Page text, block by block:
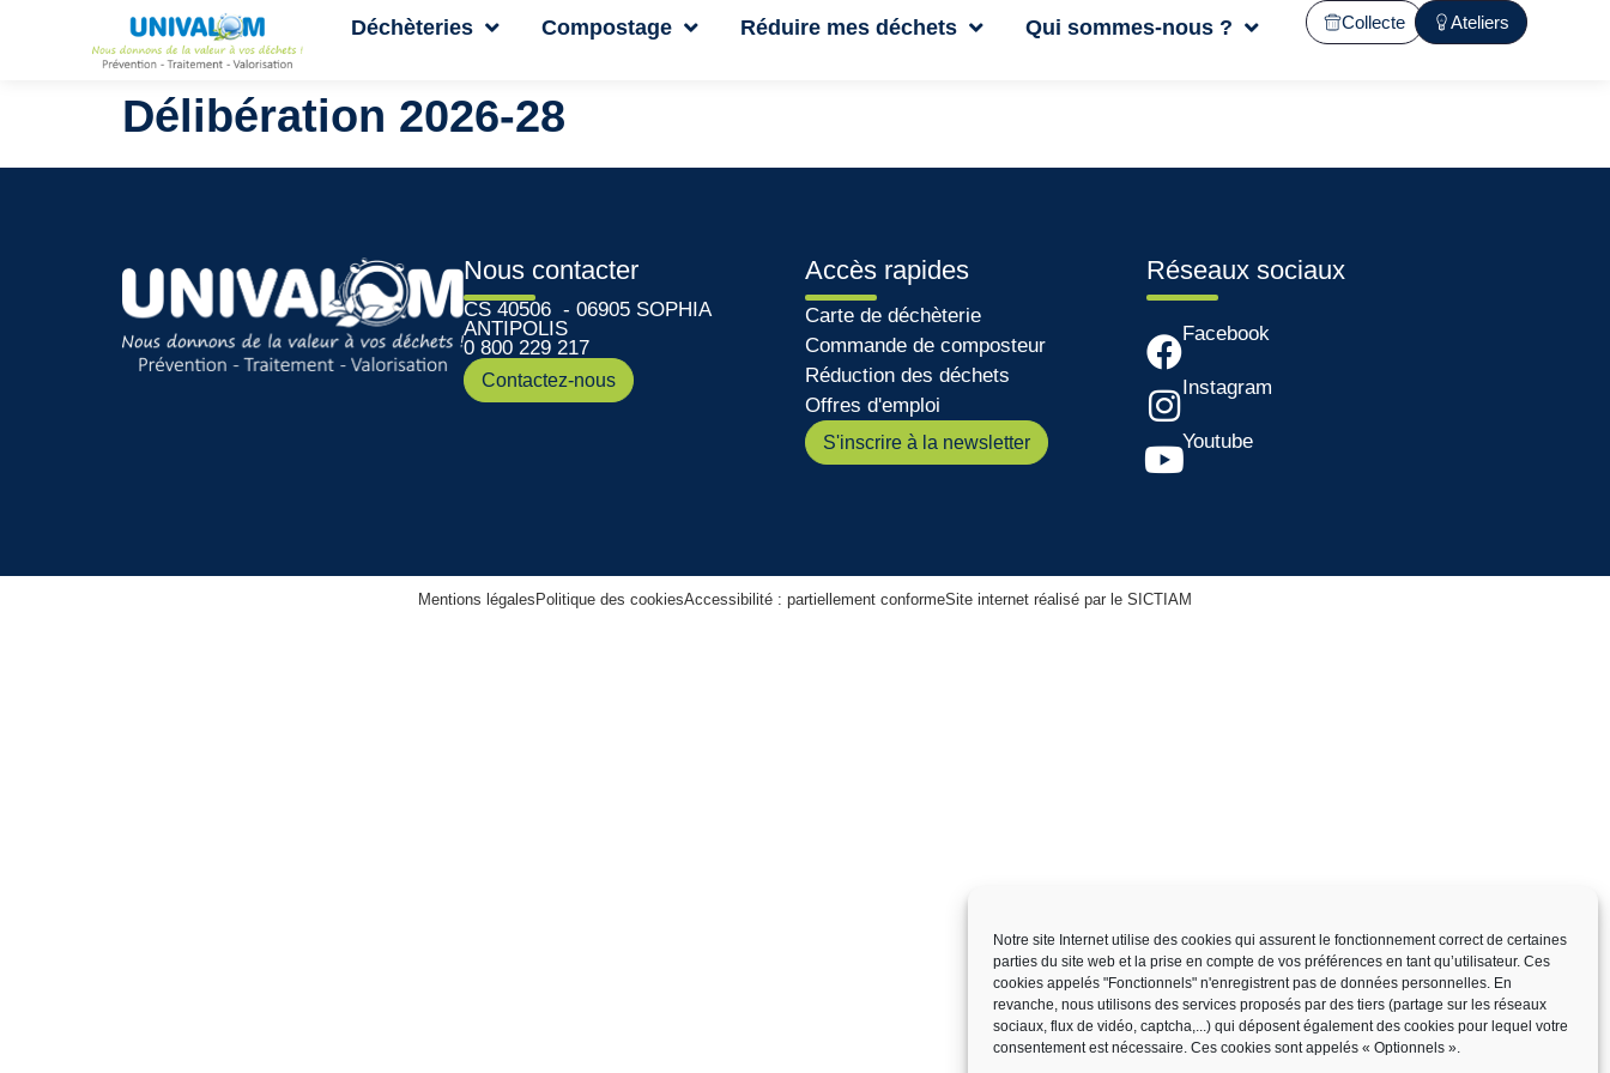
Notre site Internet utilise des cookies qui assurent le fonctionnement correct de certaines
parties du site web et la prise en compte de vos préférences en tant qu’utilisateur. Ces
cookies appelés "Fonctionnels" n'enregistrent pas de données personnelles. En
revanche, nous utilisons des services proposés par des tiers (partage sur les réseaux
sociaux, flux de vidéo, captcha,...) qui déposent également des cookies pour lequel votre
consentement est nécessaire. Ces cookies sont appelés « Optionnels ».
Déchèteries Compostage Réduire mes déchets Qui sommes-nous ? Collecte Ateliers
Délibération 2026-28
Nous contacter
CS 40506 - 06905 SOPHIA
ANTIPOLIS
0 800 229 217
Contactez-nous
Accès rapides
Carte de déchèterie
Commande de composteur
Réduction des déchets
Offres d'emploi
S'inscrire à la newsletter
Réseaux sociaux
Facebook
Instagram
Youtube
Mentions légales Politique des cookiesAccessibilité : partiellement conformeSite internet réalisé par le SICTIAM